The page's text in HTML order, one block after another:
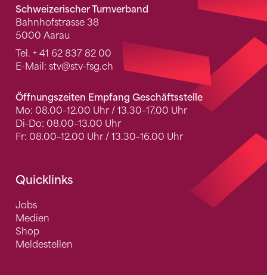
Schweizerischer Turnverband
Bahnhofstrasse 38
5000 Aarau
Tel. + 41 62 837 82 00
E-Mail: stv@stv-fsg.ch
Öffnungszeiten Empfang Geschäftsstelle
Mo: 08.00–12.00 Uhr / 13.30–17.00 Uhr
Di-Do: 08.00–13.00 Uhr
Fr: 08.00–12.00 Uhr / 13.30–16.00 Uhr
Quicklinks
Jobs
Medien
Shop
Meldestellen